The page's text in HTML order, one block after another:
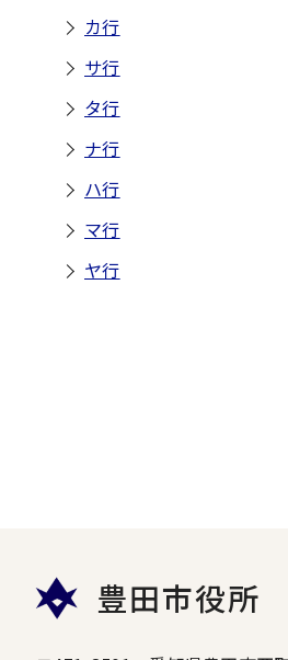
カ行
サ行
タ行
ナ行
ハ行
マ行
ヤ行
豊田市役所